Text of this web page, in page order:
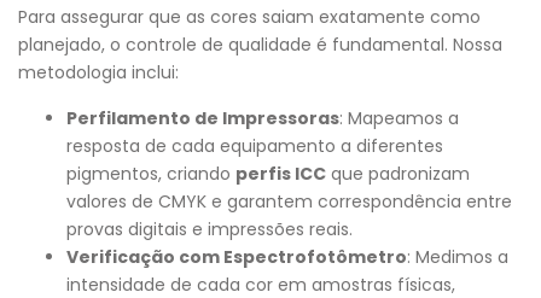
Para assegurar que as cores saiam exatamente como
planejado, o controle de qualidade é fundamental. Nossa
metodologia inclui:
Perfilamento de Impressoras: Mapeamos a
resposta de cada equipamento a diferentes
pigmentos, criando perfis ICC que padronizam
valores de CMYK e garantem correspondência entre
provas digitais e impressões reais.
Verificação com Espectrofotômetro: Medimos a
intensidade de cada cor em amostras físicas,